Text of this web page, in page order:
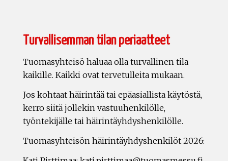
Turvallisemman tilan periaatteet
Tuomasyhteisö haluaa olla turvallinen tila
kaikille. Kaikki ovat tervetulleita mukaan.
Jos kohtaat häirintää tai epäasiallista käytöstä,
kerro siitä jollekin vastuuhenkilölle,
työntekijälle tai häirintäyhdyshenkilölle.
Tuomasyhteisön häirintäyhdyshenkilöt 2026: